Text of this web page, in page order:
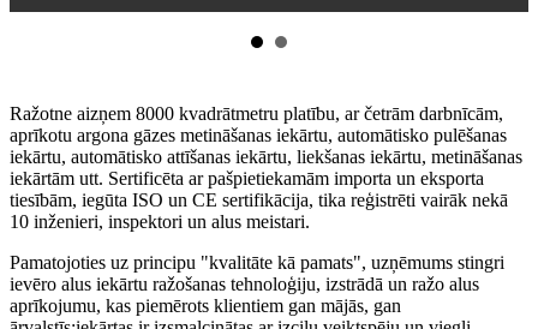
Ražotne aizņem 8000 kvadrātmetru platību, ar četrām darbnīcām,
aprīkotu argona gāzes metināšanas iekārtu, automātisko pulēšanas
iekārtu, automātisko attīšanas iekārtu, liekšanas iekārtu, metināšanas
iekārtām utt. Sertificēta ar pašpietiekamām importa un eksporta
tiesībām, iegūta ISO un CE sertifikācija, tika reģistrēti vairāk nekā
10 inženieri, inspektori un alus meistari.
Pamatojoties uz principu "kvalitāte kā pamats", uzņēmums stingri
ievēro alus iekārtu ražošanas tehnoloģiju, izstrādā un ražo alus
aprīkojumu, kas piemērots klientiem gan mājās, gan